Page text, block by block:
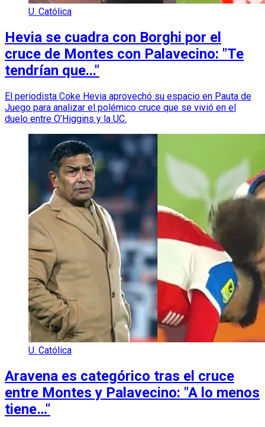
U. Católica
Hevia se cuadra con Borghi por el
cruce de Montes con Palavecino: "Te
tendrían que..."
El periodista Coke Hevia aprovechó su espacio en Pauta de
Juego para analizar el polémico cruce que se vivió en el
duelo entre O’Higgins y la UC.
U. Católica
Aravena es categórico tras el cruce
entre Montes y Palavecino: "A lo menos
tiene…"